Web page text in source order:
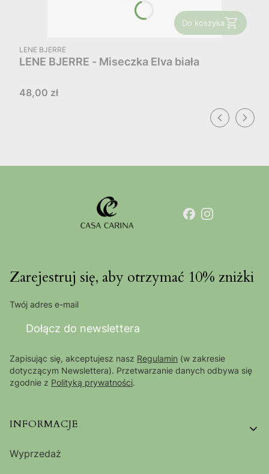
Do koszyka
PRODUCENT
LENE BJERRE
LENE BJERRE - Miseczka Elva biała
Cena
48,00 zł
Zarejestruj się, aby otrzymać 10% zniżki
Twój adres e-mail
Dołącz do newslettera
Zapisując się, akceptujesz nasz Regulamin (w zakresie
dotyczącym Newslettera). Przetwarzanie danych odbywa się
zgodnie z Polityką prywatności.
Linki w stopce
INFORMACJE
Wyprzedaż